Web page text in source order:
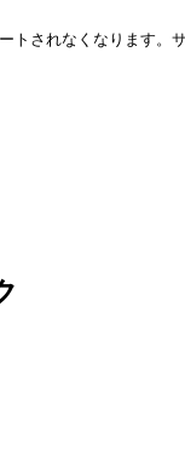
トされなくなります